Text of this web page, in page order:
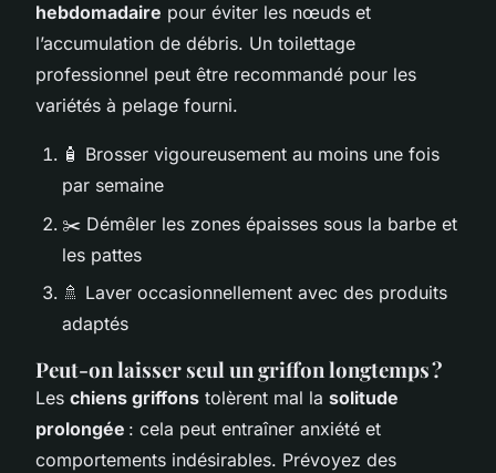
hebdomadaire pour éviter les nœuds et
l’accumulation de débris. Un toilettage
professionnel peut être recommandé pour les
variétés à pelage fourni.
🧴 Brosser vigoureusement au moins une fois
par semaine
✂️ Démêler les zones épaisses sous la barbe et
les pattes
🚿 Laver occasionnellement avec des produits
adaptés
Peut-on laisser seul un griffon longtemps ?
Les chiens griffons tolèrent mal la solitude
prolongée : cela peut entraîner anxiété et
comportements indésirables. Prévoyez des